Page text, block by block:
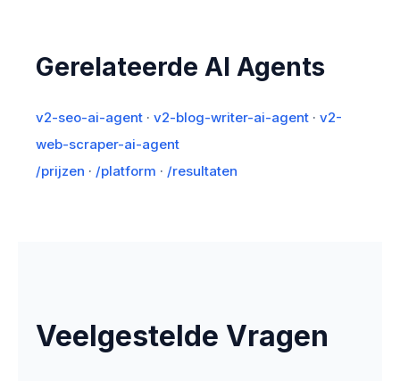
Gerelateerde AI Agents
v2-seo-ai-agent · v2-blog-writer-ai-agent · v2-
web-scraper-ai-agent
/prijzen · /platform · /resultaten
Veelgestelde Vragen